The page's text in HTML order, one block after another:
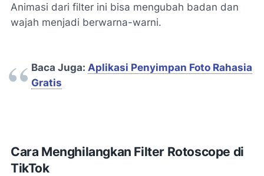
Animasi dari filter ini bisa mengubah badan dan
wajah menjadi berwarna-warni.
Baca Juga: Aplikasi Penyimpan Foto Rahasia
Gratis
Cara Menghilangkan Filter Rotoscope di
TikTok